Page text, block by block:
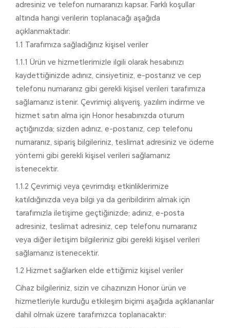
adresiniz ve telefon numaranızı kapsar. Farklı koşullar
altında hangi verilerin toplanacağı aşağıda
açıklanmaktadır:
1.1 Tarafımıza sağladığınız kişisel veriler
1.1.1 Ürün ve hizmetlerimizle ilgili olarak hesabınızı
kaydettiğinizde adınız, cinsiyetiniz, e-postanız ve cep
telefonu numaranız gibi gerekli kişisel verileri tarafımıza
sağlamanız istenir. Çevrimiçi alışveriş, yazılım indirme ve
hizmet satın alma için Honor hesabınızda oturum
açtığınızda; sizden adınız, e-postanız, cep telefonu
numaranız, sipariş bilgileriniz, teslimat adresiniz ve ödeme
yöntemi gibi gerekli kişisel verileri sağlamanız
istenecektir.
1.1.2 Çevrimiçi veya çevrimdışı etkinliklerimize
katıldığınızda veya bilgi ya da geribildirim almak için
tarafımızla iletişime geçtiğinizde; adınız, e-posta
adresiniz, teslimat adresiniz, cep telefonu numaranız
veya diğer iletişim bilgileriniz gibi gerekli kişisel verileri
sağlamanız istenecektir.
1.2 Hizmet sağlarken elde ettiğimiz kişisel veriler
Cihaz bilgileriniz, sizin ve cihazınızın Honor ürün ve
hizmetleriyle kurduğu etkileşim biçimi aşağıda açıklananlar
dahil olmak üzere tarafımızca toplanacaktır: